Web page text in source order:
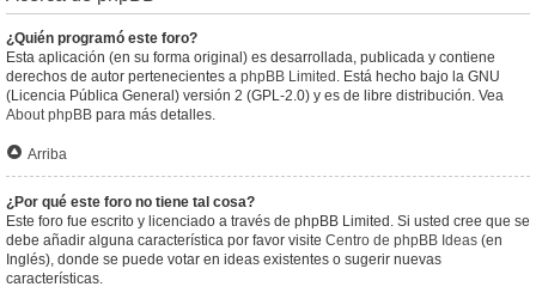
¿Quién programó este foro?
Esta aplicación (en su forma original) es desarrollada, publicada y contiene
derechos de autor pertenecientes a phpBB Limited . Está hecho bajo la GNU
(Licencia Pública General) versión 2 (GPL-2.0) y es de libre distribución. Vea
About phpBB para más detalles.
Arriba
¿Por qué este foro no tiene tal cosa?
Este foro fue escrito y licenciado a través de phpBB Limited. Si usted cree que se
debe añadir alguna característica por favor visite Centro de phpBB Ideas (en
Inglés), donde se puede votar en ideas existentes o sugerir nuevas
características.